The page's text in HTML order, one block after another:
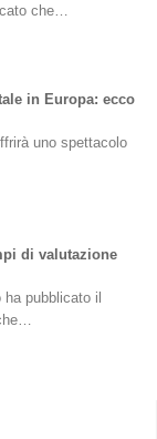
che…
in Europa: ecco
uno spettacolo
di valutazione
ha pubblicato il